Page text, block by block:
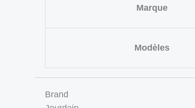
Marque
Modèles
Brand